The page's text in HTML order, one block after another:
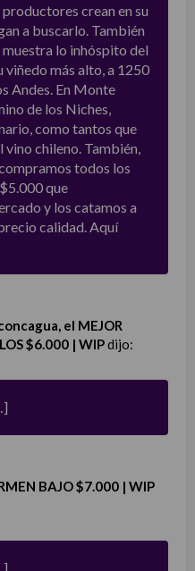
crean en su
a buscarlo. También
lo inhóspito del
viñedo más alto, a 1250
Andes. En Monte
de los Niches,
como tantos que
chileno. También,
todos los
que
y los catamos a
calidad. Aquí
el MEJOR
$6.000 | WIPdijo:
BAJO $7.000 | WIP